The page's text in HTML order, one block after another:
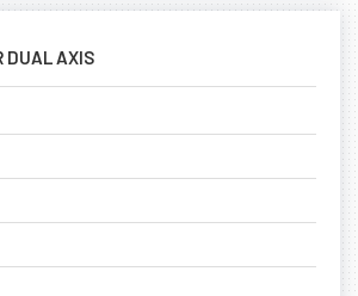
DUAL AXIS